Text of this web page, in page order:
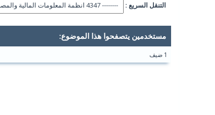
التنقل السريع :
مستخدمين يتصفحوا هذا الموضوع:
1 ضيف